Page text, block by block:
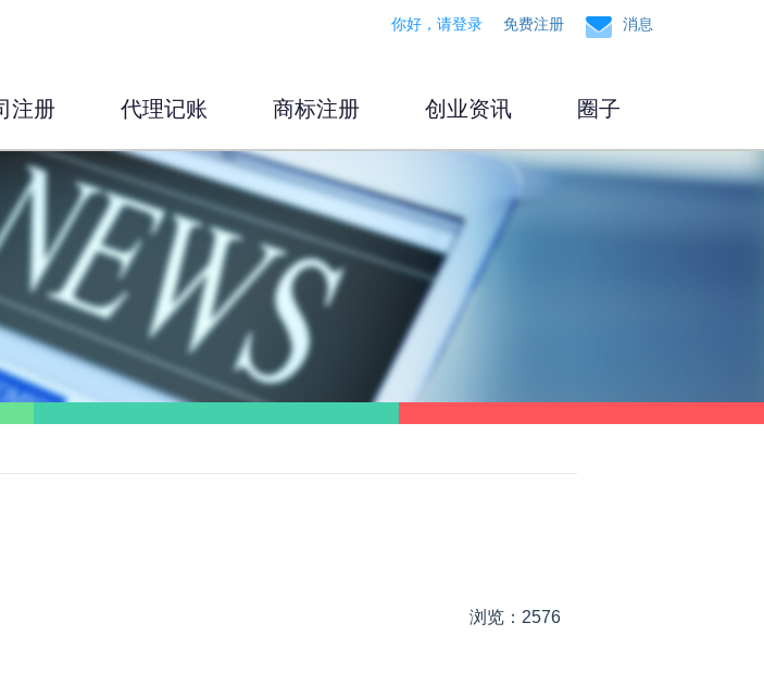
你好，请登录 免费注册 消息
注册 代理记账 商标注册 创业资讯 圈子
浏览：2576